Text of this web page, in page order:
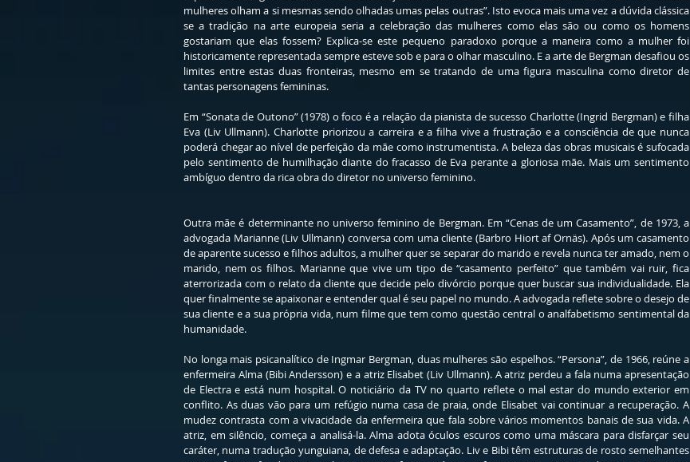
mulheres olham a si mesmas sendo olhadas umas pelas outras”. Isto evoca mais uma vez a dúvida clássica
se a tradição na arte europeia seria a celebração das mulheres como elas são ou como os homens
gostariam que elas fossem? Explica-se este pequeno paradoxo porque a maneira como a mulher foi
historicamente representada sempre esteve sob e para o olhar masculino. E a arte de Bergman desafiou os
limites entre estas duas fronteiras, mesmo em se tratando de uma figura masculina como diretor de
tantas personagens femininas.
Em “Sonata de Outono” (1978) o foco é a relação da pianista de sucesso Charlotte (Ingrid Bergman) e filha
Eva (Liv Ullmann). Charlotte priorizou a carreira e a filha vive a frustração e a consciência de que nunca
poderá chegar ao nível de perfeição da mãe como instrumentista. A beleza das obras musicais é sufocada
pelo sentimento de humilhação diante do fracasso de Eva perante a gloriosa mãe. Mais um sentimento
ambíguo dentro da rica obra do diretor no universo feminino.
Outra mãe é determinante no universo feminino de Bergman. Em “Cenas de um Casamento”, de 1973, a
advogada Marianne (Liv Ullmann) conversa com uma cliente (Barbro Hiort af Ornäs). Após um casamento
de aparente sucesso e filhos adultos, a mulher quer se separar do marido e revela nunca ter amado, nem o
marido, nem os filhos. Marianne que vive um tipo de “casamento perfeito” que também vai ruir, fica
aterrorizada com o relato da cliente que decide pelo divórcio porque quer buscar sua individualidade. Ela
quer finalmente se apaixonar e entender qual é seu papel no mundo. A advogada reflete sobre o desejo de
sua cliente e a sua própria vida, num filme que tem como questão central o analfabetismo sentimental da
humanidade.
No longa mais psicanalítico de Ingmar Bergman, duas mulheres são espelhos. “Persona”, de 1966, reúne a
enfermeira Alma (Bibi Andersson) e a atriz Elisabet (Liv Ullmann). A atriz perdeu a fala numa apresentação
de Electra e está num hospital. O noticiário da TV no quarto reflete o mal estar do mundo exterior em
conflito. As duas vão para um refúgio numa casa de praia, onde Elisabet vai continuar a recuperação. A
mudez contrasta com a vivacidade da enfermeira que fala sobre vários momentos banais de sua vida. A
atriz, em silêncio, começa a analisá-la. Alma adota óculos escuros como uma máscara para disfarçar seu
caráter, numa tradução yunguiana, de defesa e adaptação. Liv e Bibi têm estruturas de rosto semelhantes